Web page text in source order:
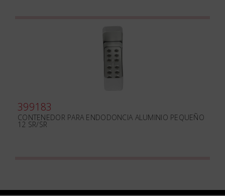
399183
CONTENEDOR PARA ENDODONCIA ALUMINIO PEQUEÑO
12 SR/SR